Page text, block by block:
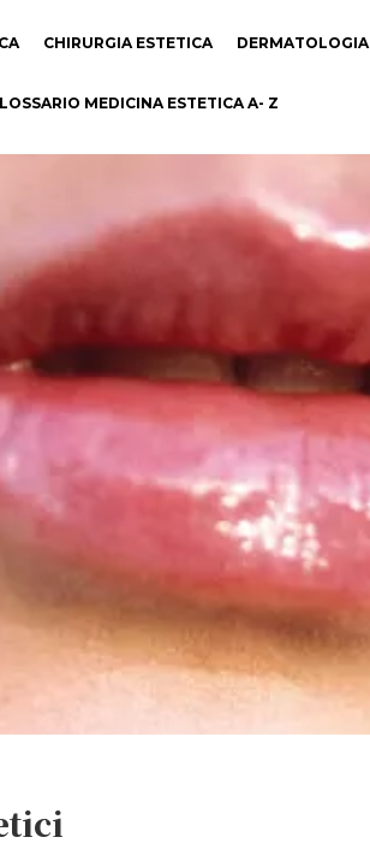
CHIRURGIA ESTETICA DERMATOLOGIA
MEDICINA ESTETICA A- Z